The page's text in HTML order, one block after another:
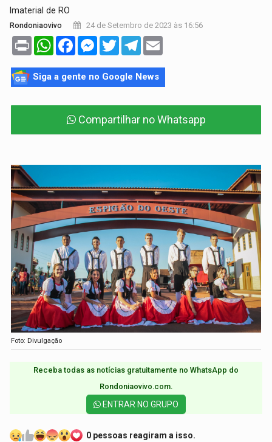
Imaterial de RO
Rondoniaovivo 24 de Setembro de 2023 às 16:56
Print WhatsAppFacebookMessenger
TwitterTelegram
Siga a gente no Google News
Compartilhar no Whatsapp
Foto: Divulgação
Receba todas as notícias gratuitamente no WhatsApp do
Rondoniaovivo.com.​
ENTRAR NO GRUPO
0 pessoas reagiram a isso.